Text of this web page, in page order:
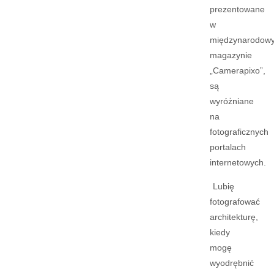
prezentowane
w
magazynie
„Camerapixo”,
są
wyróżniane
na
fotograficznych
portalach
internetowych.
Lubię
fotografować
architekturę,
kiedy
mogę
wyodrębnić